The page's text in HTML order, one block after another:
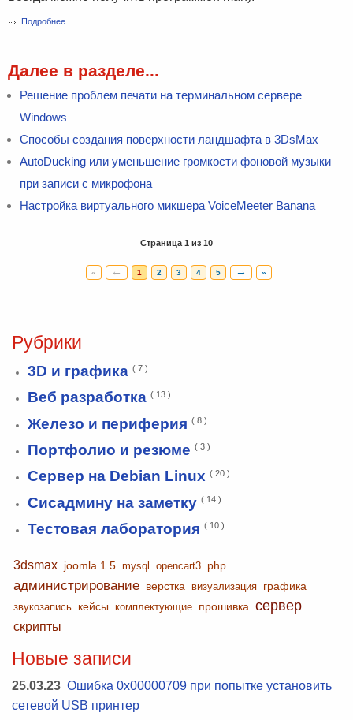
Подробнее...
Далее в разделе...
Решение проблем печати на терминальном сервере
Windows
Способы создания поверхности ландшафта в 3DsMax
AutoDucking или уменьшение громкости фоновой музыки
при записи с микрофона
Настройка виртуального микшера VoiceMeeter Banana
Страница 1 из 10
« ← 1 2 3 4 5 → »
Рубрики
3D и графика ( 7 )
Веб разработка ( 13 )
Железо и периферия ( 8 )
Портфолио и резюме ( 3 )
Сервер на Debian Linux ( 20 )
Сисадмину на заметку ( 14 )
Тестовая лаборатория ( 10 )
3dsmax joomla 1.5 mysql opencart3 php
администрирование верстка визуализация графика
звукозапись кейсы комплектующие прошивка сервер
скрипты
Новые записи
25.03.23 Ошибка 0x00000709 при попытке установить
сетевой USB принтер